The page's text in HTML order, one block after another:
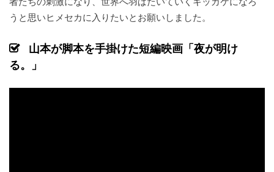
うと思いヒメセカに入りたいとお願いしました。
山本が脚本を手掛けた短編映画「夜が明け
る。」